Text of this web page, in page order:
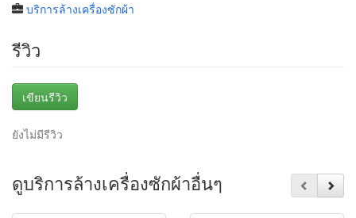
บริการล้างเครื่องซักผ้า
รีวิว
เขียนรีวิว
ยังไม่มีรีวิว
ดูบริการล้างเครื่องซักผ้าอื่นๆ